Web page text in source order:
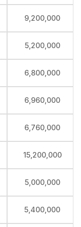
9,200,000
5,200,000
6,800,000
6,960,000
6,760,000
15,200,000
5,000,000
5,400,000